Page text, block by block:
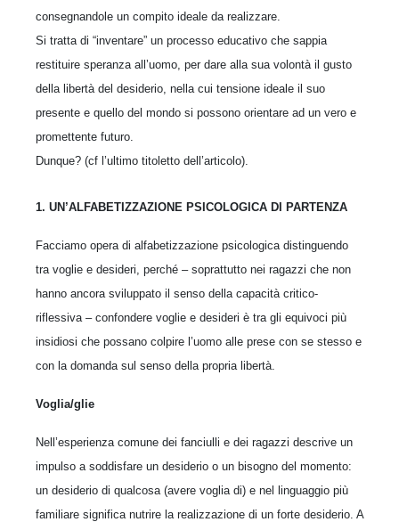
consegnandole un compito ideale da realizzare.
Si tratta di “inventare” un processo educativo che sappia
restituire speranza all’uomo, per dare alla sua volontà il gusto
della libertà del desiderio, nella cui tensione ideale il suo
presente e quello del mondo si possono orientare ad un vero e
promettente futuro.
Dunque? (cf l’ultimo titoletto dell’articolo).
1. UN’ALFABETIZZAZIONE PSICOLOGICA DI PARTENZA
Facciamo opera di alfabetizzazione psicologica distinguendo
tra voglie e desideri, perché – soprattutto nei ragazzi che non
hanno ancora sviluppato il senso della capacità critico-
riflessiva –­ confondere voglie e desideri è tra gli equivoci più
insidiosi che possano colpire l’uomo alle prese con se stesso e
con la domanda sul senso della propria libertà.
Voglia/glie
Nell’esperienza comune dei fanciulli e dei ragazzi descrive un
impulso a soddi­sfare un desiderio o un bisogno del momento:
un desiderio di qualcosa (avere voglia di) e nel linguag­gio più
familiare significa nutrire la realizzazione di un forte desiderio. A